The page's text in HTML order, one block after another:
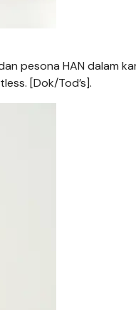
pesona HAN dalam
[Dok/Tod’s].